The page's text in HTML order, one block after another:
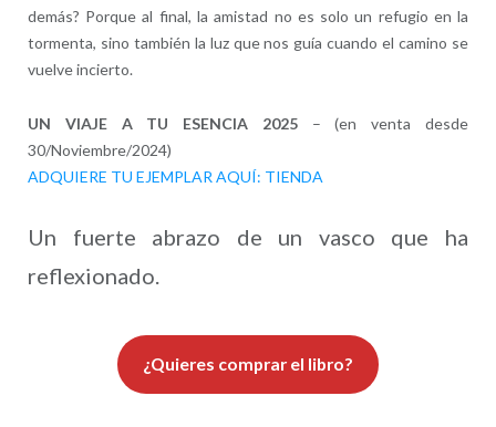
demás? Porque al final, la amistad no es solo un refugio en la
tormenta, sino también la luz que nos guía cuando el camino se
vuelve incierto.
UN VIAJE A TU ESENCIA 2025– (en venta desde
30/Noviembre/2024)
ADQUIERE TU EJEMPLAR AQUÍ: TIENDA
Un fuerte abrazo de un vasco que ha
reflexionado.
¿Quieres comprar el libro?